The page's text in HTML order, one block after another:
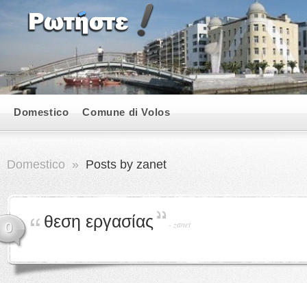
Domestico Comune di Volos
Domestico » Posts by zanet
0 θεση εργασίας - zanet